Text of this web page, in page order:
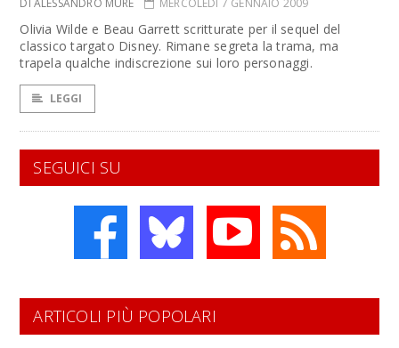
DI ALESSANDRO MURÈ MERCOLEDÌ 7 GENNAIO 2009
Olivia Wilde e Beau Garrett scritturate per il sequel del
classico targato Disney. Rimane segreta la trama, ma
trapela qualche indiscrezione sui loro personaggi.
LEGGI
SEGUICI SU
ARTICOLI PIÙ POPOLARI